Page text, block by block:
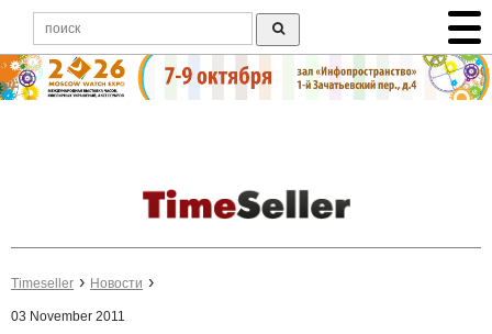
Timeseller Новости
03 November 2011